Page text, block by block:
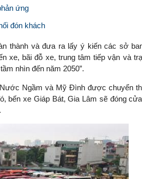
ứng
đón khách
thành và đưa ra lấy ý kiến các sở
xe, bãi đỗ xe, trung tâm tiếp vận và
nhìn đến năm 2050”.
Ngầm và Mỹ Đình được chuyển
bến xe Giáp Bát, Gia Lâm sẽ đóng